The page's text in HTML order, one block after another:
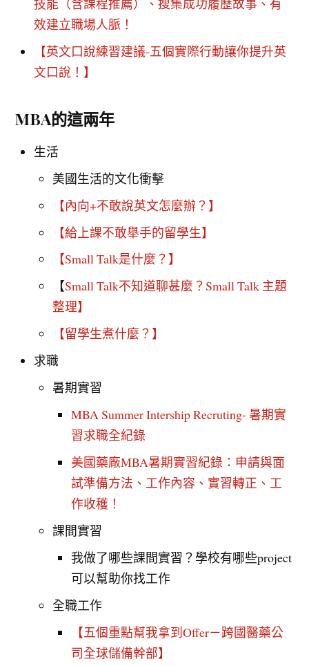
技能（含課程推薦）、搜集成功履歷故事、有
效建立職場人脈！
【英文口說練習建議-五個實際行動讓你提升英
文口說！】
MBA的這兩年
生活
美國生活的文化衝擊
【內向+不敢說英文怎麼辦？】
【給上課不敢舉手的留學生】
【Small Talk是什麼？】
【Small Talk不知道聊甚麼？Small Talk 主題
整理】
【留學生煮什麼？】
求職
暑期實習
MBA Summer Intership Recruting- 暑期實
習求職全紀錄
美國藥廠MBA暑期實習紀錄：申請與面
試準備方法、工作內容、實習轉正、工
作收穫！
課間實習
我做了哪些課間實習？學校有哪些project
可以幫助你找工作
全職工作
【五個重點幫我拿到Offer－跨國醫藥公
司全球儲備幹部】